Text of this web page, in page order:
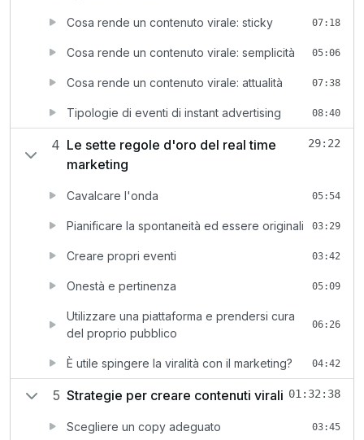
Cosa rende un contenuto virale: sticky 07:18
Cosa rende un contenuto virale: semplicità 05:06
Cosa rende un contenuto virale: attualità 07:38
Tipologie di eventi di instant advertising 08:40
4 Le sette regole d'oro del real time
marketing
29:22
Cavalcare l'onda 05:54
Pianificare la spontaneità ed essere originali 03:29
Creare propri eventi 03:42
Onestà e pertinenza 05:09
Utilizzare una piattaforma e prendersi cura
del proprio pubblico
06:26
È utile spingere la viralità con il marketing? 04:42
5 Strategie per creare contenuti virali 01:32:38
Scegliere un copy adeguato 03:45